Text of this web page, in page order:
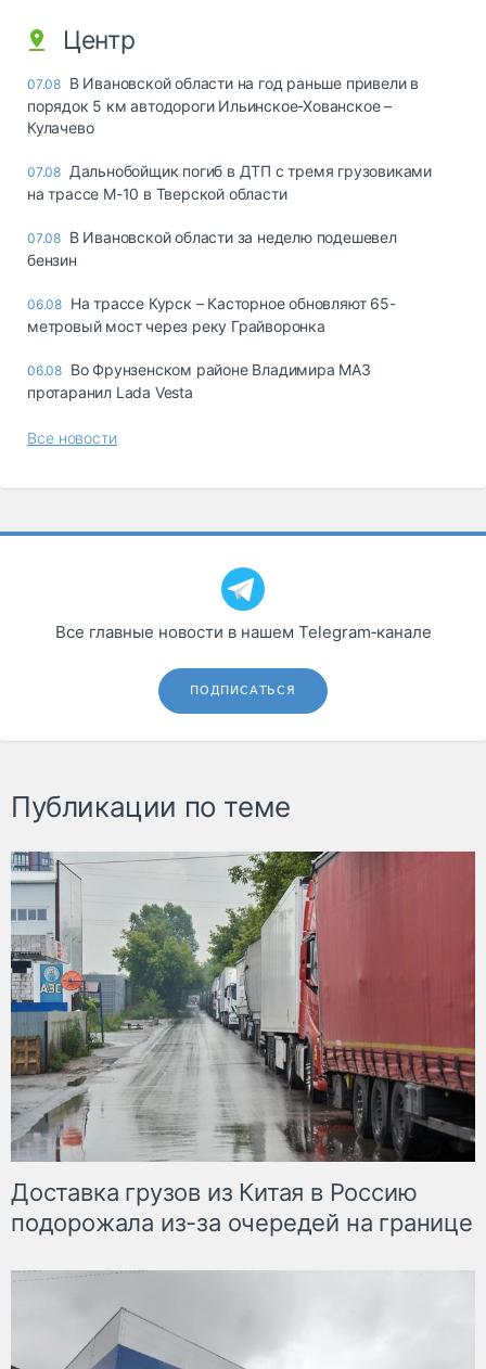
Центр
07.08 В Ивановской области на год раньше привели в
порядок 5 км автодороги Ильинское-Хованское –
Кулачево
07.08 Дальнобойщик погиб в ДТП с тремя грузовиками
на трассе М-10 в Тверской области
07.08 В Ивановской области за неделю подешевел
бензин
06.08 На трассе Курск – Касторное обновляют 65-
метровый мост через реку Грайворонка
06.08 Во Фрунзенском районе Владимира МАЗ
протаранил Lada Vesta
Все новости
Все главные новости в нашем Telegram‑канале
ПОДПИСАТЬСЯ
Публикации по теме
Доставка грузов из Китая в Россию
подорожала из-за очередей на границе